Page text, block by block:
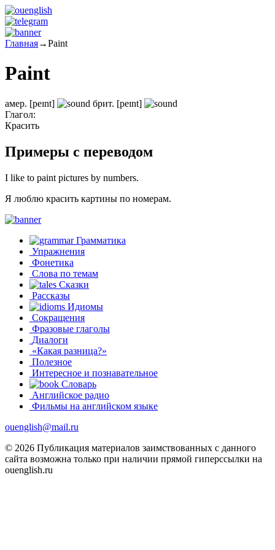
Главная→Paint
Paint
амер. [peɪnt] брит. [peɪnt]
Глагол:
Красить
Примеры с переводом
I like to paint pictures by numbers.
Я люблю красить картины по номерам.
Грамматика
Упражнения
Фонетика
Слова по темам
Сказки
Рассказы
Идиомы
Сокращения
Фразовые глаголы
Диалоги
«Какая разница?»
Полезное
Интересное и познавательное
Словарь
Английское радио
Фильмы на английском языке
ouenglish@mail.ru
© 2026 Публикация материалов заимствованных с данного
сайта возможна только при наличии прямой гиперссылки на
ouenglish.ru